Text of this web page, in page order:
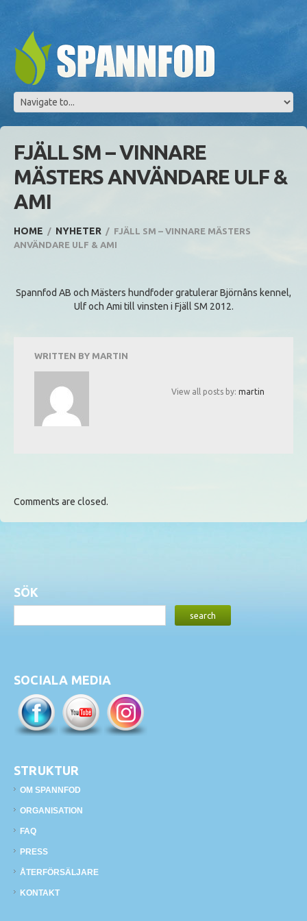
FJÄLL SM – VINNARE
MÄSTERS ANVÄNDARE ULF &
AMI
HOME NYHETER
FJÄLL SM – VINNARE MÄSTERS
ANVÄNDARE ULF & AMI
Spannfod AB och Mästers hundfoder gratulerar Björnåns kennel,
Ulf och Ami till vinsten i Fjäll SM 2012.
WRITTEN BY MARTIN
View all posts by: martin
Comments are closed.
SÖK
SOCIALA MEDIA
STRUKTUR
OM SPANNFOD
ORGANISATION
FAQ
PRESS
ÅTERFÖRSÄLJARE
KONTAKT